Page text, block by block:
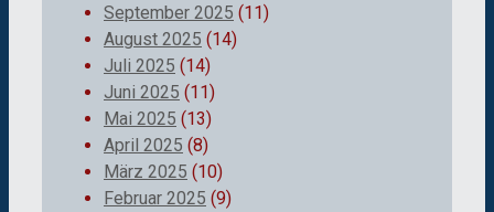
September 2025 (11)
August 2025 (14)
Juli 2025 (14)
Juni 2025 (11)
Mai 2025 (13)
April 2025 (8)
März 2025 (10)
Februar 2025 (9)